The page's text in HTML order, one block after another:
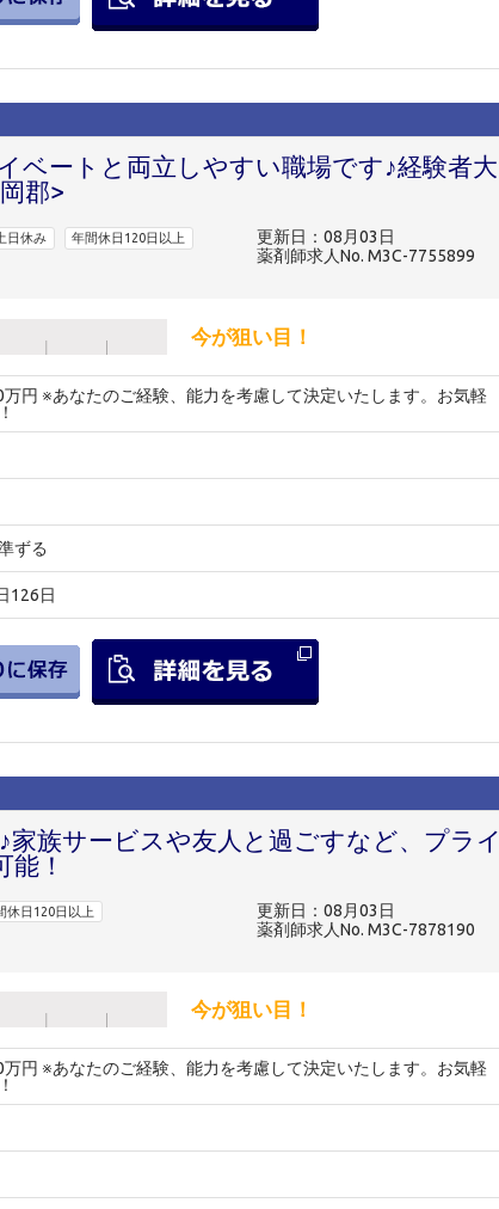
ベートと両立しやすい職場です♪経験者大
郡>
日休み 年間休日120日以上
更新日：08月03日
薬剤師求人No. M3C-7755899
今が狙い目！
円 ※あなたのご経験、能力を考慮して決定いたします。お気軽
ずる
126日
家族サービスや友人と過ごすなど、プライ
！
休日120日以上
更新日：08月03日
薬剤師求人No. M3C-7878190
今が狙い目！
円 ※あなたのご経験、能力を考慮して決定いたします。お気軽